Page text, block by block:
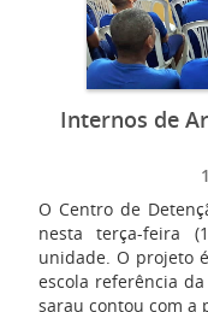
Internos de
O Centro de
nesta terça-feira
unidade. O projeto
escola referência
sarau contou com a